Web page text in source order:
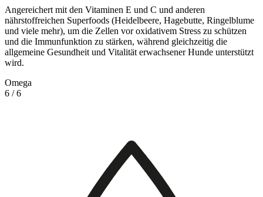
Angereichert mit den Vitaminen E und C und anderen
nährstoffreichen Superfoods (Heidelbeere, Hagebutte, Ringelblume
und viele mehr), um die Zellen vor oxidativem Stress zu schützen
und die Immunfunktion zu stärken, während gleichzeitig die
allgemeine Gesundheit und Vitalität erwachsener Hunde unterstützt
wird.
Omega
6 /6